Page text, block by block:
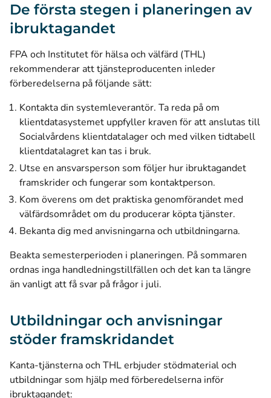
De första stegen i planeringen av
ibruktagandet
FPA och Institutet för hälsa och välfärd (THL)
rekommenderar att tjänsteproducenten inleder
förberedelserna på följande sätt:
Kontakta din systemleverantör. Ta reda på om
klientdatasystemet uppfyller kraven för att anslutas till
Socialvårdens klientdatalager och med vilken tidtabell
klientdatalagret kan tas i bruk.
Utse en ansvarsperson som följer hur ibruktagandet
framskrider och fungerar som kontaktperson.
Kom överens om det praktiska genomförandet med
välfärdsområdet om du producerar köpta tjänster.
Bekanta dig med anvisningarna och utbildningarna.
Beakta semesterperioden i planeringen. På sommaren
ordnas inga handledningstillfällen och det kan ta längre
än vanligt att få svar på frågor i juli.
Utbildningar och anvisningar
stöder framskridandet
Kanta-tjänsterna och THL erbjuder stödmaterial och
utbildningar som hjälp med förberedelserna inför
ibruktagandet: